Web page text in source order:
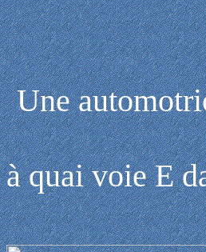
Une
à quai voie E